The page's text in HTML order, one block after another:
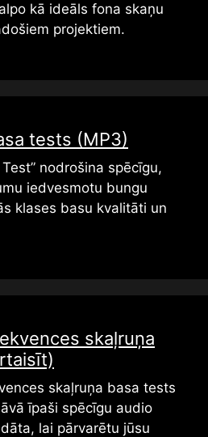
kā ideāls fona skaņu
projektiem.
tests (MP3)
nodrošina spēcīgu,
iedvesmotu bungu
klases basu kvalitāti un
skaļruņa
skaļruņa basa tests
īpaši spēcīgu audio
lai pārvarētu jūsu